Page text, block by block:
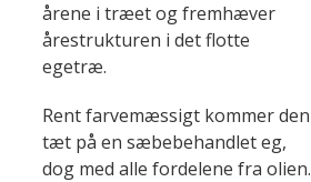
årene i træet og fremhæver
årestrukturen i det flotte
egetræ.
Rent farvemæssigt kommer den
tæt på en sæbebehandlet eg,
dog med alle fordelene fra olien.